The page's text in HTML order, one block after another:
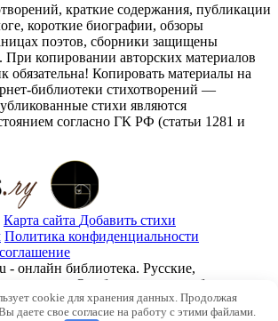
краткие содержания, публикации
короткие биографии, обзоры
поэтов, сборники защищены
При копировании авторских материалов
обязательна! Копировать материалы на
библиотеки стихотворений —
стихи являются
согласно ГК РФ (статьи 1281 и
Карта сайта Добавить стихи
Политика конфиденциальности
- онлайн библиотека. Русские,
классики. Опубликованы и публикуем
авторов. Каждый может опубликовать у
cookie для хранения данных. Продолжая
даете свое согласие на работу с этими файлами.